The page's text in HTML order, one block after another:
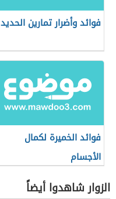
فوائد وأضرار تمارين الحديد
فوائد الخميرة لكمال
الأجسام
الزوار شاهدوا أيضاً